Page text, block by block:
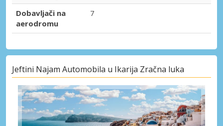
Dobavljači na
aerodromu
7
Jeftini Najam Automobila u Ikarija Zračna luka